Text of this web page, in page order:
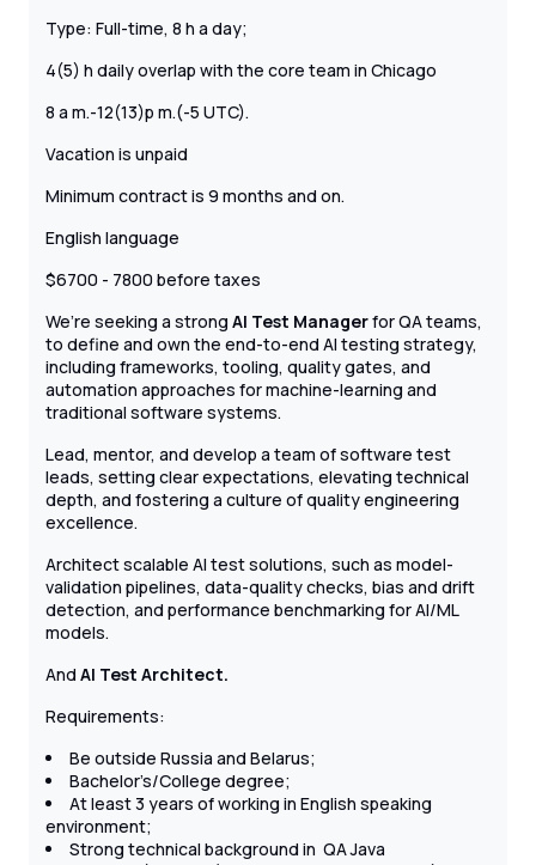
Type: Full-time, 8 h a day;
4(5) h daily overlap with the core team in Chicago
8 a m.-12(13)p m.(-5 UTC).
Vacation is unpaid
Minimum contract is 9 months and on.
English language
$6700 - 7800 before taxes
We’re seeking a strong AI Test Managerfor QA teams,
to define and own the end-to-end AI testing strategy,
including frameworks, tooling, quality gates, and
automation approaches for machine-learning and
traditional software systems.
Lead, mentor, and develop a team of software test
leads, setting clear expectations, elevating technical
depth, and fostering a culture of quality engineering
excellence.
Architect scalable AI test solutions, such as model-
validation pipelines, data-quality checks, bias and drift
detection, and performance benchmarking for AI/ML
models.
And AI Test Architect.
Requirements:
Be outside Russia and Belarus;
Bachelor’s/College degree;
At least 3 years of working in English speaking
environment;
Strong technical background in QA Java